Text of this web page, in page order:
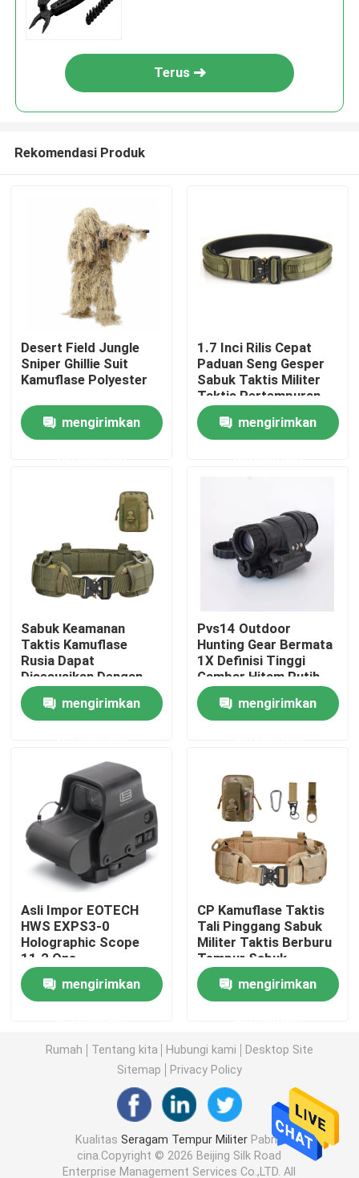
Rumah
Produk
Kontrol kualitas
Permintaan Penawaran
Seragam Tempur Militer
Seragam Kamuflase Militer
Armor Balistik Militer
Kemeja Taktis Militer
Mantel Musim Dingin Militer
Ransel Taktis Militer
Sepatu Bot Kulit Militer
Sepatu Gaun Militer
Perlengkapan Berkemah Militer
Terus
Rekomendasi Produk
Desert Field Jungle
Sniper Ghillie Suit
Kamuflase Polyester
mengirimkan
1.7 Inci Rilis Cepat
Paduan Seng Gesper
Sabuk Taktis Militer
Taktis Pertempuran
Tugas Sabuk
mengirimkan
Sabuk Keamanan
Taktis Kamuflase
Rusia Dapat
Disesuaikan Dengan
Tas Sabuk Pinggang
Taktis Militermengirimkan
Pvs14 Outdoor
Hunting Gear Bermata
1X Definisi Tinggi
Gambar Hitam Putih
mengirimkan
Asli Impor EOTECH
HWS EXPS3-0
Holographic Scope
11.2 Ons
mengirimkan
CP Kamuflase Taktis
Tali Pinggang Sabuk
Militer Taktis Berburu
Tempur Sabuk
mengirimkan
Rumah Tentang kita Hubungi kami
Desktop Site
Sitemap
Privacy Policy
KualitasSeragam Tempur Militer Pabrik
cina.Copyright © 2026 Beijing Silk Road
Enterprise Management Services Co.,LTD. All